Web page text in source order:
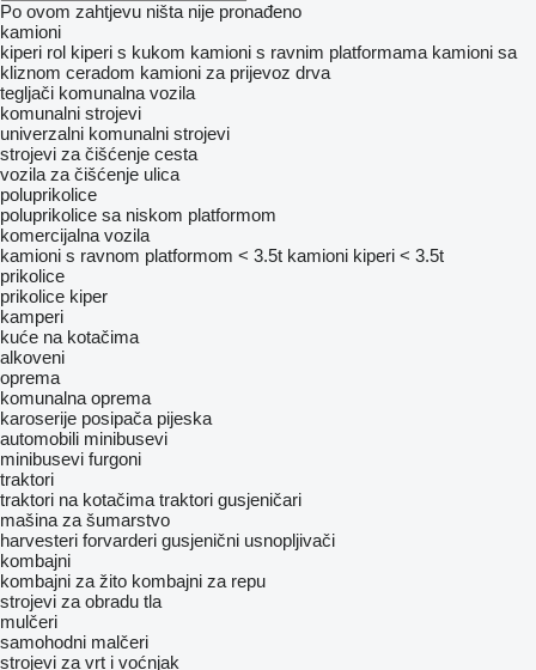
Po ovom zahtjevu ništa nije pronađeno
kamioni
kiperi rol kiperi s kukom kamioni s ravnim platformama kamioni sa
kliznom ceradom kamioni za prijevoz drva
tegljači komunalna vozila
komunalni strojevi
univerzalni komunalni strojevi
strojevi za čišćenje cesta
vozila za čišćenje ulica
poluprikolice
poluprikolice sa niskom platformom
komercijalna vozila
kamioni s ravnom platformom < 3.5t kamioni kiperi < 3.5t
prikolice
prikolice kiper
kamperi
kuće na kotačima
alkoveni
oprema
komunalna oprema
karoserije posipača pijeska
automobili minibusevi
minibusevi furgoni
traktori
traktori na kotačima traktori gusjeničari
mašina za šumarstvo
harvesteri forvarderi gusjenični usnopljivači
kombajni
kombajni za žito kombajni za repu
strojevi za obradu tla
mulčeri
samohodni malčeri
strojevi za vrt i voćnjak